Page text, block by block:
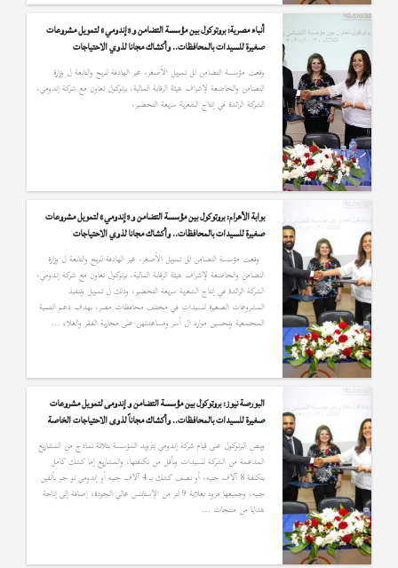
أنباء مصرية: بروتوكول بين مؤسسة التضامن و«إندومي» لتمويل مشروعات
صغيرة للسيدات بالمحافظات.. وأكشاك مجانا لذوي الاحتياجات
وقعت مؤسسة التضامن لل تمويل الأصغر، غير الهادفة للربح والتابعة ل وزارة
التضامن والخاضعة لإشراف هيئة الرقابة المالية، برتوكول تعاون مع شركة إندومي،
الشركة الرائدة في إنتاج الشعرية سريعة التحضير،
بوابة الأهرام: بروتوكول بين مؤسسة التضامن و«إندومي» لتمويل مشروعات
صغيرة للسيدات بالمحافظات.. وأكشاك مجانا لذوي الاحتياجات
وقعت مؤسسة التضامن لل تمويل الأصغر، غير الهادفة للربح والتابعة ل وزارة
التضامن والخاضعة لإشراف هيئة الرقابة المالية، برتوكول تعاون مع شركة إندومي،
الشركة الرائدة في إنتاج الشعرية سريعة التحضير، وذلك ل تمويل وتنفيذ
المشروعات الصغيرة للسيدات في مختلف محافظات مصر، بهدف دعم التنمية
المجتمعية وتحسين موارد ال أسر ومساعدتهن على محاربة الفقر والغلاء …
البورصة نيوز: بروتوكول بين مؤسسة التضامن وإندومى لتمويل مشروعات
صغيرة للسيدات بالمحافظات.. وأكشاك مجاناً لذوى الاحتياجات الخاصة
وينص البرتوكول على قيام شركة إندومي بتزويد المؤسسة بثلاثة نماذج من المشاريع
المدعمة من الشركة للسيدات وبأقل من تكلفتها، والمشاريع إما كشك كامل
بتكلفة 8 آلاف جنيه، أو نصف كشك بـ 4 آلاف جنيه أو إندومي تو جو بألفين
جنيه، وجميعها مزود بغلاية 9 لتر من الإستانلس عالي الجودة، إضافة إلى إتاحة
هدايا من منتجات …